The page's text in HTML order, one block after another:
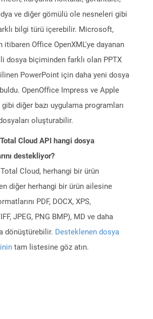
ve diğer gömülü ole nesneleri gibi
bilgi türü içerebilir. Microsoft,
itibaren Office OpenXML'ye dayanan
dosya biçiminden farklı olan PPTX
PowerPoint için daha yeni dosya
OpenOffice Impress ve Apple
diğer bazı uygulama programları
oluşturabilir.
Cloud API hangi dosya
destekliyor?
Cloud, herhangi bir ürün
diğer herhangi bir ürün ailesine
PDF, DOCX, XPS,
JPEG, PNG BMP), MD ve daha
dönüştürebilir. Desteklenen dosya
tam listesine göz atın.